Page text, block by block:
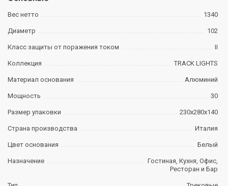
Вес нетто 1340
Диаметр 102
Класс защиты от поражения током II
Коллекция TRACK LIGHTS
Материал основания Алюминий
Мощность 30
Размер упаковки 230х280х140
Страна производства Италия
Цвет основания Белый
Назначение
Гостиная, Кухня, Офис,
Ресторан и Бар